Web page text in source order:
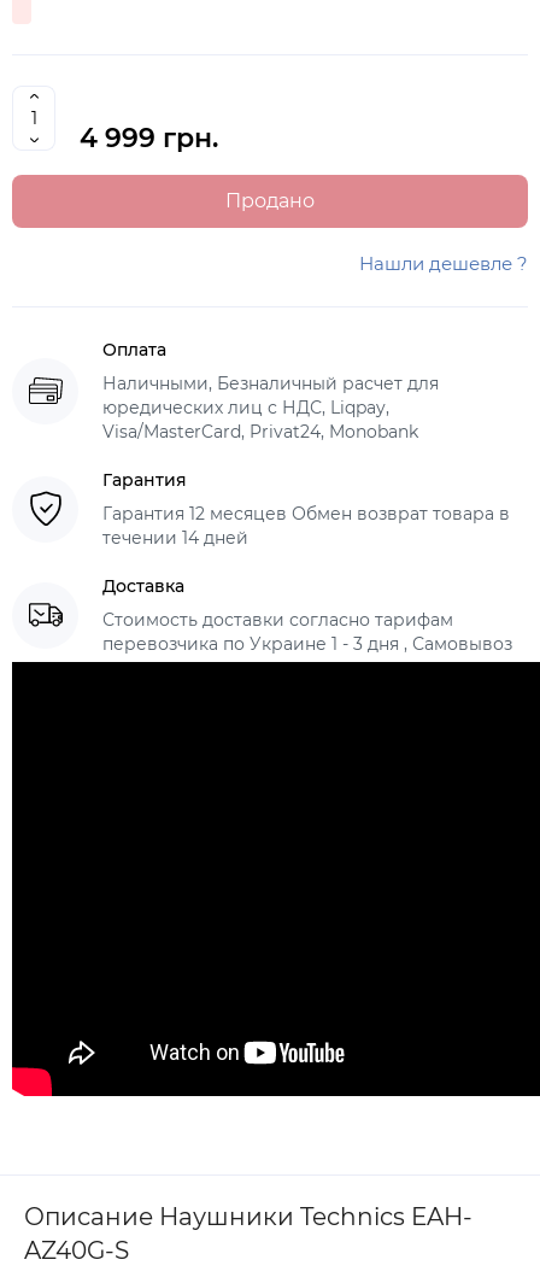
4 999 грн.
Продано
Нашли дешевле ?
Оплата
Наличными, Безналичный расчет для
юредических лиц с НДС, Liqpay,
Visa/MasterCard, Privat24, Monobank
Гарантия
Гарантия 12 месяцев Обмен возврат товара в
течении 14 дней
Доставка
Стоимость доставки согласно тарифам
перевозчика по Украине 1 - 3 дня , Самовывоз
Описание Наушники Technics EAH-
AZ40G-S